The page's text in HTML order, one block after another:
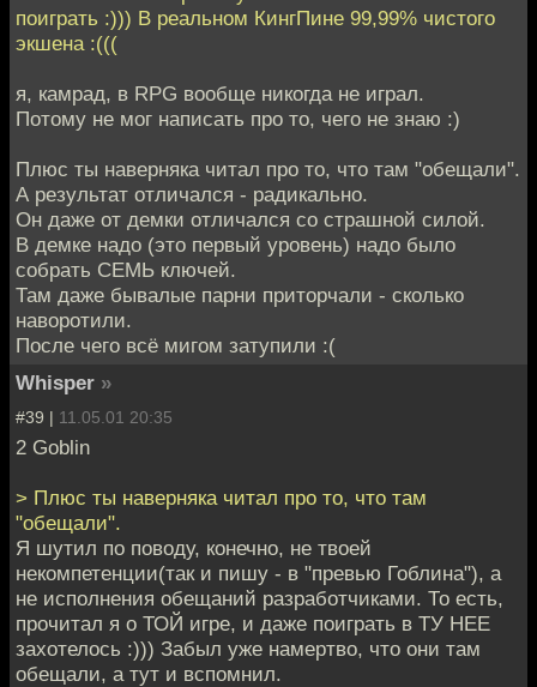
поиграть :))) В реальном КингПине 99,99% чистого
экшена :(((
я, камрад, в RPG вообще никогда не играл.
Потому не мог написать про то, чего не знаю :)
Плюс ты наверняка читал про то, что там "обещали".
А результат отличался - радикально.
Он даже от демки отличался со страшной силой.
В демке надо (это первый уровень) надо было
собрать СЕМЬ ключей.
Там даже бывалые парни приторчали - сколько
наворотили.
После чего всё мигом затупили :(
Whisper »
#39 | 11.05.01 20:35
2 Goblin
> Плюс ты наверняка читал про то, что там
"обещали".
Я шутил по поводу, конечно, не твоей
некомпетенции(так и пишу - в "превью Гоблина"), а
не исполнения обещаний разработчиками. То есть,
прочитал я о ТОЙ игре, и даже поиграть в ТУ НЕЕ
захотелось :))) Забыл уже намертво, что они там
обещали, а тут и вспомнил.